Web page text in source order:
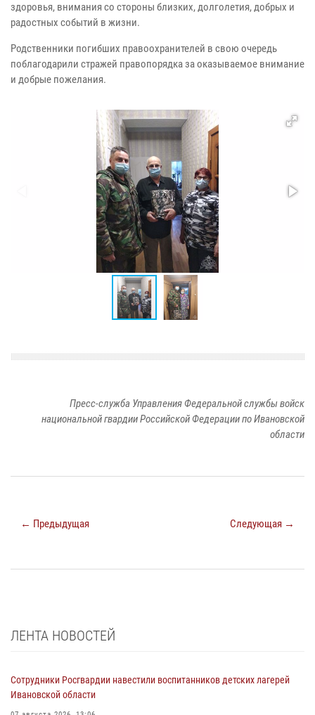
здоровья, внимания со стороны близких, долголетия, добрых и
радостных событий в жизни.
Родственники погибших правоохранителей в свою очередь
поблагодарили стражей правопорядка за оказываемое внимание
и добрые пожелания. ​
Пресс-служба Управления Федеральной службы войск
национальной гвардии Российской Федерации по Ивановской
области
← Предыдущая Следующая →
ЛЕНТА НОВОСТЕЙ
Сотрудники Росгвардии навестили воспитанников детских лагерей
Ивановской области